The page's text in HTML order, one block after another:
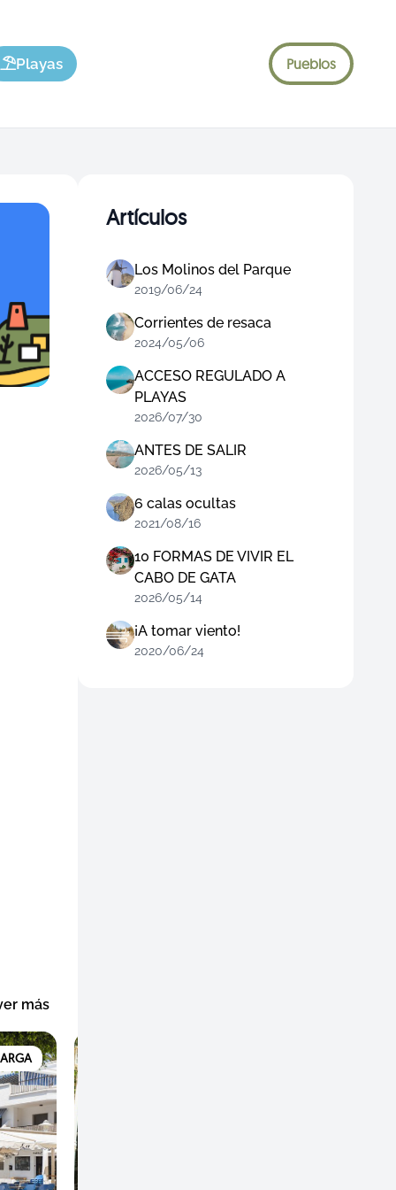
Playas Pueblos
más
Artículos
Los Molinos del Parque
2019/06/24
Corrientes de resaca
2024/05/06
ACCESO REGULADO A
PLAYAS
2026/07/30
ANTES DE SALIR
2026/05/13
6 calas ocultas
2021/08/16
10 FORMAS DE VIVIR EL
CABO DE GATA
2026/05/14
¡A tomar viento!
2020/06/24